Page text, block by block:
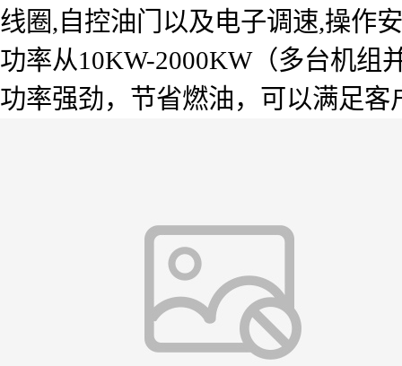
线圈,自控油门以及电子调速,操作
功率从10KW-2000KW（多台机组
功率强劲，节省燃油，可以满足客